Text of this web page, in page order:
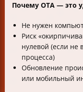
Почему OTA — это
Не нужен
Риск
нулевой (если
процесса)
Обновление
или мобильный